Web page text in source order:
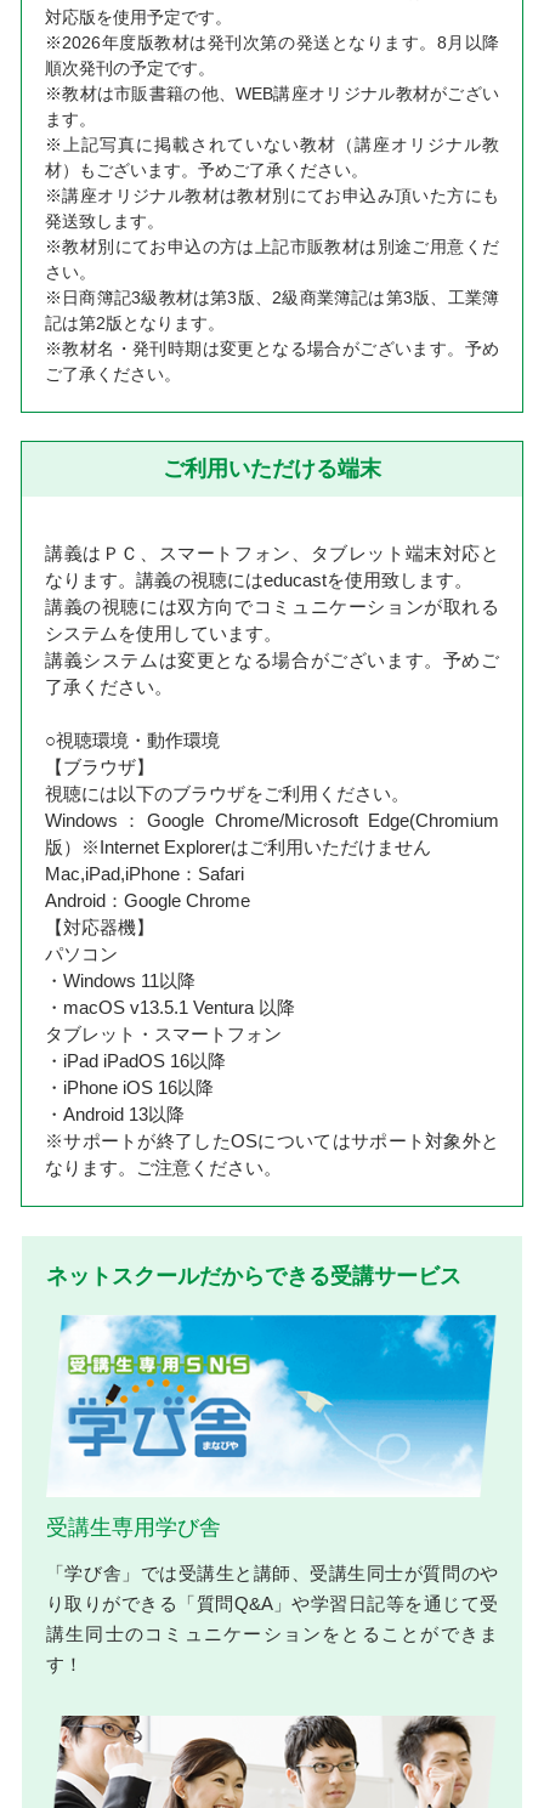
対応版を使用予定です。
※2026年度版教材は発刊次第の発送となります。8月以降
順次発刊の予定です。
※教材は市販書籍の他、WEB講座オリジナル教材がござい
ます。
※上記写真に掲載されていない教材（講座オリジナル教
材）もございます。予めご了承ください。
※講座オリジナル教材は教材別にてお申込み頂いた方にも
発送致します。
※教材別にてお申込の方は上記市販教材は別途ご用意くだ
さい。
※日商簿記3級教材は第3版、2級商業簿記は第3版、工業簿
記は第2版となります。
※教材名・発刊時期は変更となる場合がございます。予め
ご了承ください。
ご利用いただける端末
講義はＰＣ、スマートフォン、タブレット端末対応と
なります。講義の視聴にはeducastを使用致します。
講義の視聴には双方向でコミュニケーションが取れる
システムを使用しています。
講義システムは変更となる場合がございます。予めご
了承ください。
○視聴環境・動作環境
【ブラウザ】
視聴には以下のブラウザをご利用ください。
Windows：Google Chrome/Microsoft Edge(Chromium
版）※Internet Explorerはご利用いただけません
Mac,iPad,iPhone：Safari
Android：Google Chrome
【対応器機】
パソコン
・Windows 11以降
・macOS v13.5.1 Ventura 以降
タブレット・スマートフォン
・iPad iPadOS 16以降
・iPhone iOS 16以降
・Android 13以降
※サポートが終了したOSについてはサポート対象外と
なります。ご注意ください。
ネットスクールだからできる受講サービス
受講生専用学び舎
「学び舎」では受講生と講師、受講生同士が質問のや
り取りができる「質問Q&A」や学習日記等を通じて受
講生同士のコミュニケーションをとることができま
す！